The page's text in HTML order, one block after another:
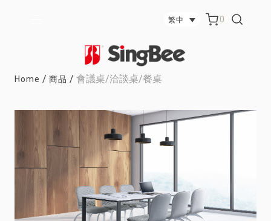
繁中 0
Home / 商品 / 會議桌/洽談桌/餐桌